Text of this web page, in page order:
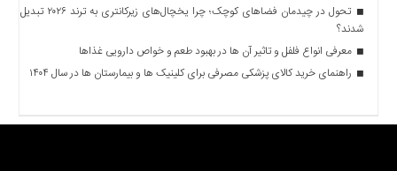
تحول در چیدمان فضاهای کوچک؛ چرا یخچال‌های زیرکانتری به ترند ۲۰۲۶ تبدیل
شدند؟
معرفی انواع فلفل و تاثیر آن ‌ها در بهبود طعم و خواص دارویی غذاها
راهنمای خرید کالای پزشکی مصرفی برای کلینیک ها و بیمارستان ها در سال ۱۴۰۴